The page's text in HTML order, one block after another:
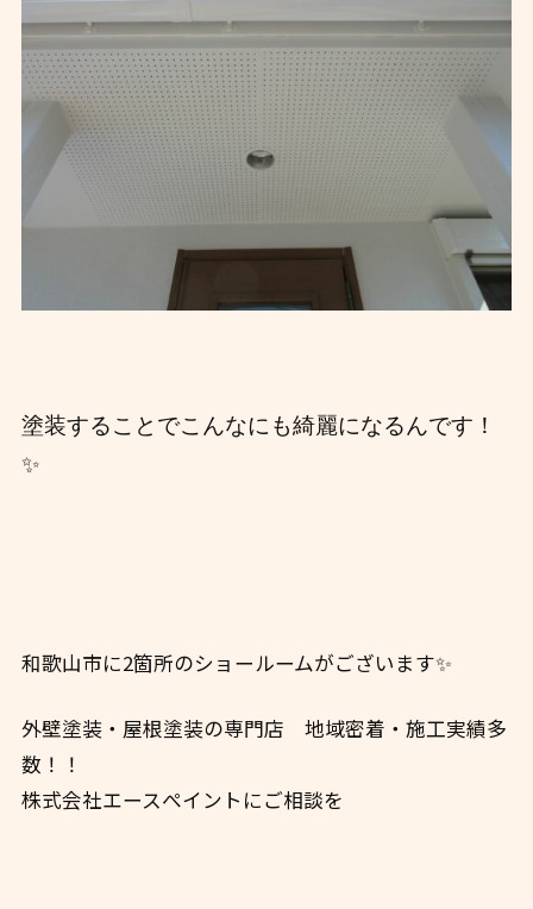
塗装することでこんなにも綺麗になるんです！
✨
和歌山市に2箇所のショールームがございます✨
外壁塗装・屋根塗装の専門店 地域密着・施工実績多
数！！
株式会社エースぺイントにご相談を